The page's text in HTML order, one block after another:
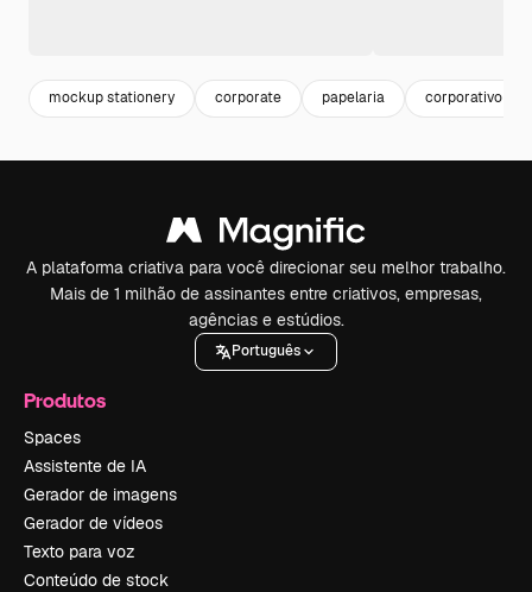
mockup stationery corporate papelaria corporativo
A plataforma criativa para você direcionar seu melhor trabalho.
Mais de 1 milhão de assinantes entre criativos, empresas,
agências e estúdios.
Português
Produtos
Spaces
Assistente de IA
Gerador de imagens
Gerador de vídeos
Texto para voz
Conteúdo de stock